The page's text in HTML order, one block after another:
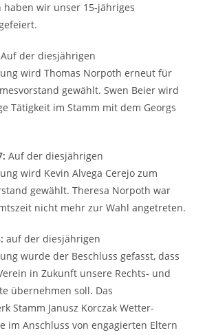
haben wir unser 15-jähriges
Auf der diesjährigen
wird Thomas Norpoth erneut für
gewählt. Swen Beier wird
Tätigkeit im Stamm mit dem Georgs
Auf der diesjährigen
wird Kevin Alvega Cerejo zum
gewählt. Theresa Norpoth war
nicht mehr zur Wahl angetreten.
auf der diesjährigen
wurde der Beschluss gefasst, dass
in Zukunft unsere Rechts- und
übernehmen soll. Das
Stamm Janusz Korczak Wetter-
im Anschluss von engagierten Eltern